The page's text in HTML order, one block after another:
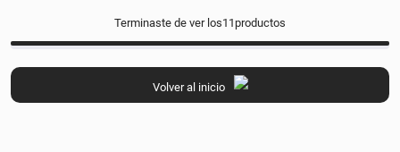
Terminaste de ver los11productos
Volver al inicio